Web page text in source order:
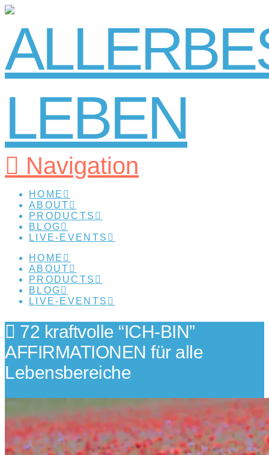
Navigation
HOME
ABOUT
PRODUCTS
BLOG
LIVE-EVENTS
HOME
ABOUT
PRODUCTS
BLOG
LIVE-EVENTS
72 kraftvolle “ICH-BIN”
AFFIRMATIONEN für alle
Lebensbereiche